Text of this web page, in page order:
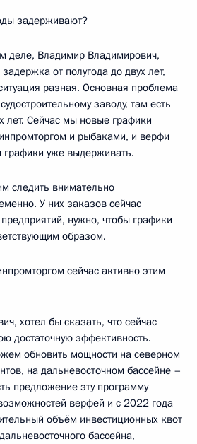
задерживают?
деле, Владимир Владимирович,
от полугода до двух лет,
разная. Основная проблема
заводу, там есть
лет. Сейчас мы новые графики
и рыбаками, и верфи
графики уже выдерживать.
следить внимательно
У них заказов сейчас
нужно, чтобы графики
образом.
сейчас активно этим
хотел бы сказать, что сейчас
достаточную эффективность.
обновить мощности на северном
на дальневосточном бассейне –
предложение эту программу
верфей и с 2022 года
объём инвестиционных квот
бассейна,